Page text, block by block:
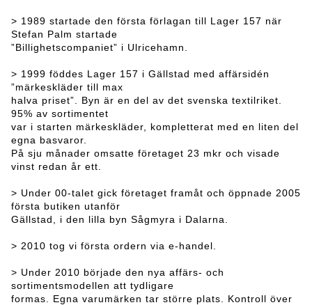
> 1989 startade den första förlagan till Lager 157 när
Stefan Palm startade
”Billighetscompaniet” i Ulricehamn.
> 1999 föddes Lager 157 i Gällstad med affärsidén
”märkeskläder till max
halva priset”. Byn är en del av det svenska textilriket.
95% av sortimentet
var i starten märkeskläder, kompletterat med en liten del
egna basvaror.
På sju månader omsatte företaget 23 mkr och visade
vinst redan år ett.
> Under 00-talet gick företaget framåt och öppnade 2005
första butiken utanför
Gällstad, i den lilla byn Sågmyra i Dalarna.
> 2010 tog vi första ordern via e-handel.
> Under 2010 började den nya affärs- och
sortimentsmodellen att tydligare
formas. Egna varumärken tar större plats. Kontroll över